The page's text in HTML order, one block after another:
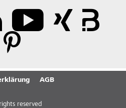
AGB
reserved